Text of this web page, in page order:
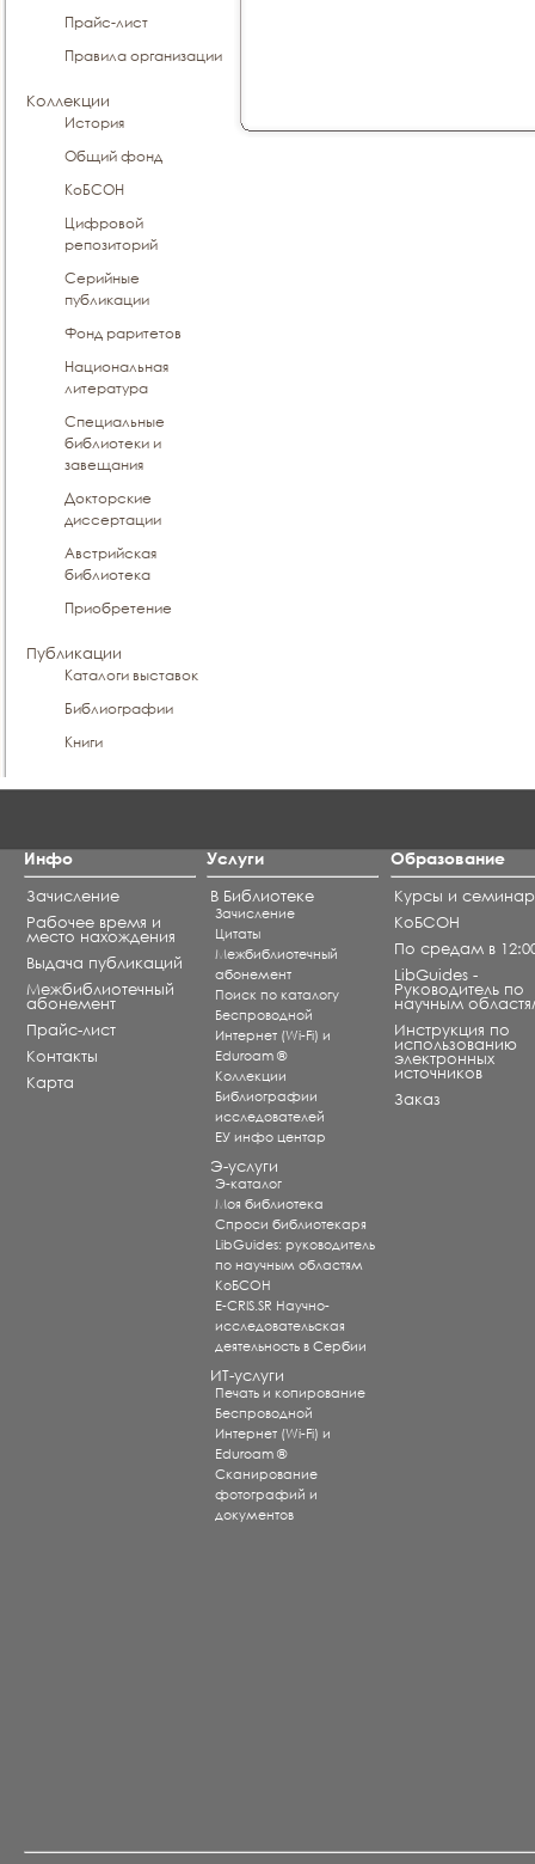
Прайс-лист
Правила организации
Коллекции
История
Общий фонд
КоБСОН
Цифровой
репозиторий
Серийные
публикации
Фонд раритетов
Национальная
литература
Специальные
библиотеки и
завещания
Докторские
диссертации
Австрийская
библиотека
Приобретение
Публикации
Каталоги выставок
Библиографии
Книги
Инфо
Зачисление
Рабочее время и
место нахождения
Выдача публикаций
Межбиблиотечный
абонемент
Прайс-лист
Контакты
Карта
Услуги
В Библиотеке
Зачисление
Цитаты
Межбиблиотечный
абонемент
Поиск по каталогу
Беспроводной
Интернет (Wi-Fi) и
Eduroam ®
Коллекции
Библиографии
исследователей
ЕУ инфо центар
Э-услуги
Э-каталог
Моя библиотека
Спроси библиотекаря
LibGuides: руководитель
по научным областям
КоБСОН
E-CRIS.SR Научно-
исследовательская
деятельность в Сербии
ИТ-услуги
Печать и копирование
Беспроводной
Интернет (Wi-Fi) и
Eduroam ®
Сканирование
фотографий и
документов
Образование
Курсы и
КоБСОН
По средам в
LibGuides -
Руководитель по
научным
Инструкция по
использованию
электронных
источников
Заказ